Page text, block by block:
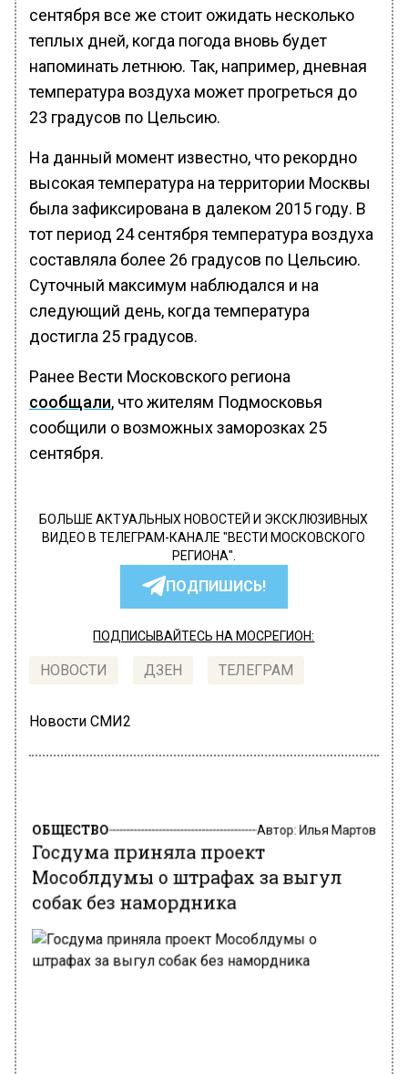
сентября все же стоит ожидать несколько
теплых дней, когда погода вновь будет
напоминать летнюю. Так, например, дневная
температура воздуха может прогреться до
23 градусов по Цельсию.
На данный момент известно, что рекордно
высокая температура на территории Москвы
была зафиксирована в далеком 2015 году. В
тот период 24 сентября температура воздуха
составляла более 26 градусов по Цельсию.
Суточный максимум наблюдался и на
следующий день, когда температура
достигла 25 градусов.
Ранее Вести Московского региона
сообщали, что жителям Подмосковья
сообщили о возможных заморозках 25
сентября.
БОЛЬШЕ АКТУАЛЬНЫХ НОВОСТЕЙ И ЭКСКЛЮЗИВНЫХ
ВИДЕО В ТЕЛЕГРАМ-КАНАЛЕ "ВЕСТИ МОСКОВСКОГО
РЕГИОНА".
ПОДПИШИСЬ!
ПОДПИСЫВАЙТЕСЬ НА МОСРЕГИОН:
НОВОСТИ ДЗЕН ТЕЛЕГРАМ
Новости СМИ2
Госдума приняла проект
Мособлдумы о штрафах за выгул
собак без намордника